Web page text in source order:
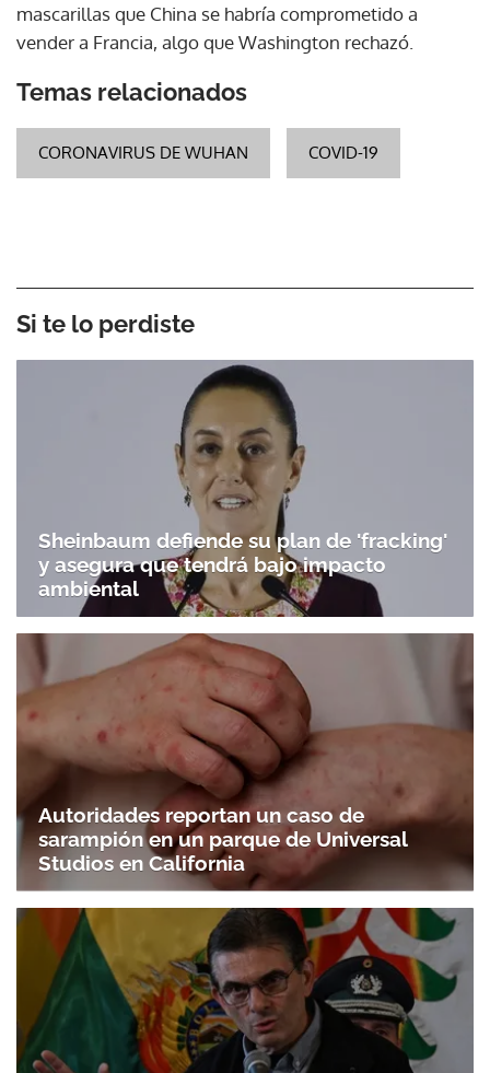
mascarillas que China se habría comprometido a
vender a Francia, algo que Washington rechazó.
Temas relacionados
CORONAVIRUS DE WUHAN COVID-19
Si te lo perdiste
Sheinbaum defiende su plan de 'fracking'
y asegura que tendrá bajo impacto
ambiental
Autoridades reportan un caso de
sarampión en un parque de Universal
Studios en California